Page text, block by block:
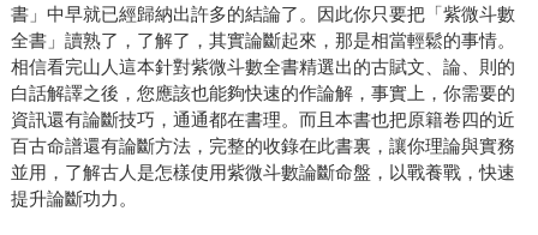
書」中早就已經歸納出許多的結論了。因此你只要把「紫微斗數
全書」讀熟了，了解了，其實論斷起來，那是相當輕鬆的事情。
相信看完山人這本針對紫微斗數全書精選出的古賦文、論、則的
白話解譯之後，您應該也能夠快速的作論解，事實上，你需要的
資訊還有論斷技巧，通通都在書理。而且本書也把原籍卷四的近
百古命譜還有論斷方法，完整的收錄在此書裏，讓你理論與實務
並用，了解古人是怎樣使用紫微斗數論斷命盤，以戰養戰，快速
提升論斷功力。